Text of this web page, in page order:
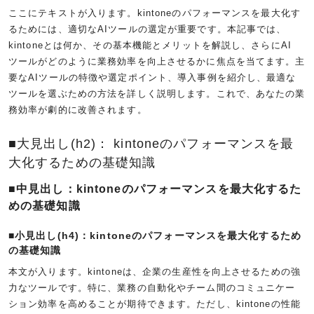
ここにテキストが入ります。kintoneのパフォーマンスを最大化す
るためには、適切なAIツールの選定が重要です。本記事では、
kintoneとは何か、その基本機能とメリットを解説し、さらにAI
ツールがどのように業務効率を向上させるかに焦点を当てます。主
要なAIツールの特徴や選定ポイント、導入事例を紹介し、最適な
ツールを選ぶための方法を詳しく説明します。これで、あなたの業
務効率が劇的に改善されます。
■大見出し(h2)： kintoneのパフォーマンスを最
大化するための基礎知識
■中見出し：kintoneのパフォーマンスを最大化するた
めの基礎知識
■小見出し(h4)：kintoneのパフォーマンスを最大化するため
の基礎知識
本文が入ります。kintoneは、企業の生産性を向上させるための強
力なツールです。特に、業務の自動化やチーム間のコミュニケー
ション効率を高めることが期待できます。ただし、kintoneの性能